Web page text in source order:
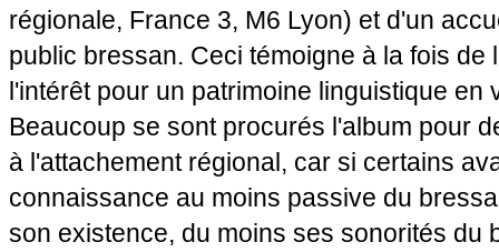
régionale, France 3, M6 Lyon) et d'un
public bressan. Ceci témoigne à la fois de
l'intérêt pour un patrimoine linguistique en
Beaucoup se sont procurés l'album pour
à l'attachement régional, car si certains
connaissance au moins passive du
son existence, du moins ses sonorités du